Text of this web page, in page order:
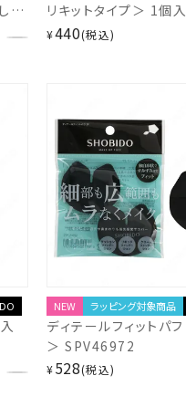
リキットタイプ＞ 1個
り/水なし) 2WAYタイ
¥440 税込
NEW ラッピング対象商品
ディテールフィットパ
＞ SPV46972
¥528 税込